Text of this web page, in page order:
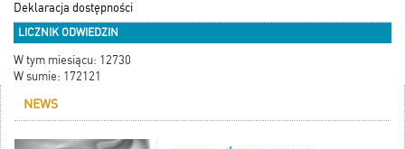
Deklaracja dostępności
LICZNIK ODWIEDZIN
W tym miesiącu: 12730
W sumie: 172121
NEWS